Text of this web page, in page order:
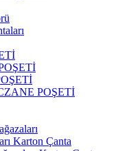
POŞETİ
Karton Çanta